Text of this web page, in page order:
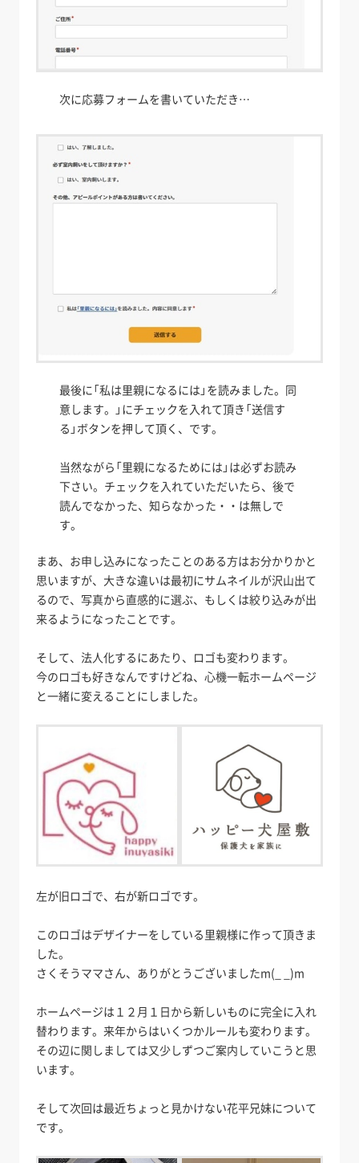
次に応募フォームを書いていただき…
最後に「私は里親になるには」を読みました。同
意します。」にチェックを入れて頂き「送信す
る」ボタンを押して頂く、です。
当然ながら「里親になるためには」は必ずお読み
下さい。チェックを入れていただいたら、後で
読んでなかった、知らなかった・・は無しで
す。
まあ、お申し込みになったことのある方はお分かりかと
思いますが、大きな違いは最初にサムネイルが沢山出て
るので、写真から直感的に選ぶ、もしくは絞り込みが出
来るようになったことです。
そして、法人化するにあたり、ロゴも変わります。
今のロゴも好きなんですけどね、心機一転ホームページ
と一緒に変えることにしました。
左が旧ロゴで、右が新ロゴです。
このロゴはデザイナーをしている里親様に作って頂きま
した。
さくそうママさん、ありがとうございましたm(_ _)m
ホームページは１２月１日から新しいものに完全に入れ
替わります。来年からはいくつかルールも変わります。
その辺に関しましては又少しずつご案内していこうと思
います。
そして次回は最近ちょっと見かけない花平兄妹について
です。